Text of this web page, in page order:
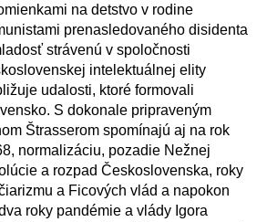
na detstvo v rodine
prenasledovaného disidenta
strávenú v spoločnosti
intelektuálnej elity
udalosti, ktoré formovali
S dokonale pripraveným
Štrasserom spomínajú aj na rok
normalizáciu, pozadie Nežnej
a rozpad Československa, roky
a Ficových vlád a napokon
roky pandémie a vlády Igora